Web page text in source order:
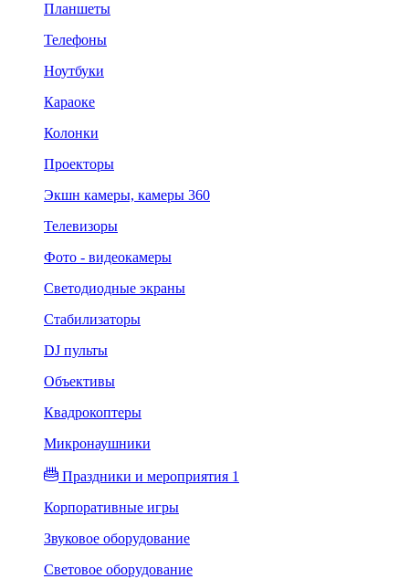
Планшеты
Телефоны
Ноутбуки
Караоке
Колонки
Проекторы
Экшн камеры, камеры 360
Телевизоры
Фото - видеокамеры
Светодиодные экраны
Стабилизаторы
DJ пульты
Объективы
Квадрокоптеры
Микронаушники
Праздники и мероприятия 1
Корпоративные игры
Звуковое оборудование
Световое оборудование